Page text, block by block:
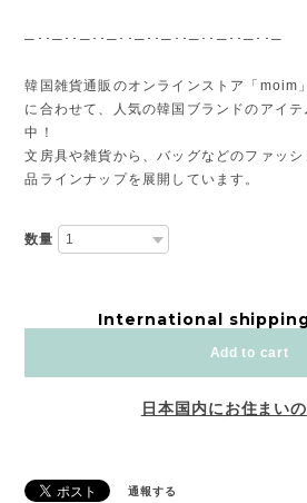
─･･─･･─･･─･･─･･─･･─･･─･･─･･─
韓国雑貨通販のオンラインストア「moim
に合わせて、人気の韓国ブランドのアイ
中！
文房具や雑貨から、バッグなどのファッ
品ラインナップを展開しています。
数量
International
Add to cart
日本国内にお住まい
通報する